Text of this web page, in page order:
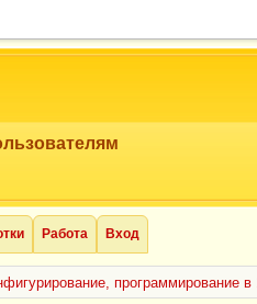
Работа Вход
программирование